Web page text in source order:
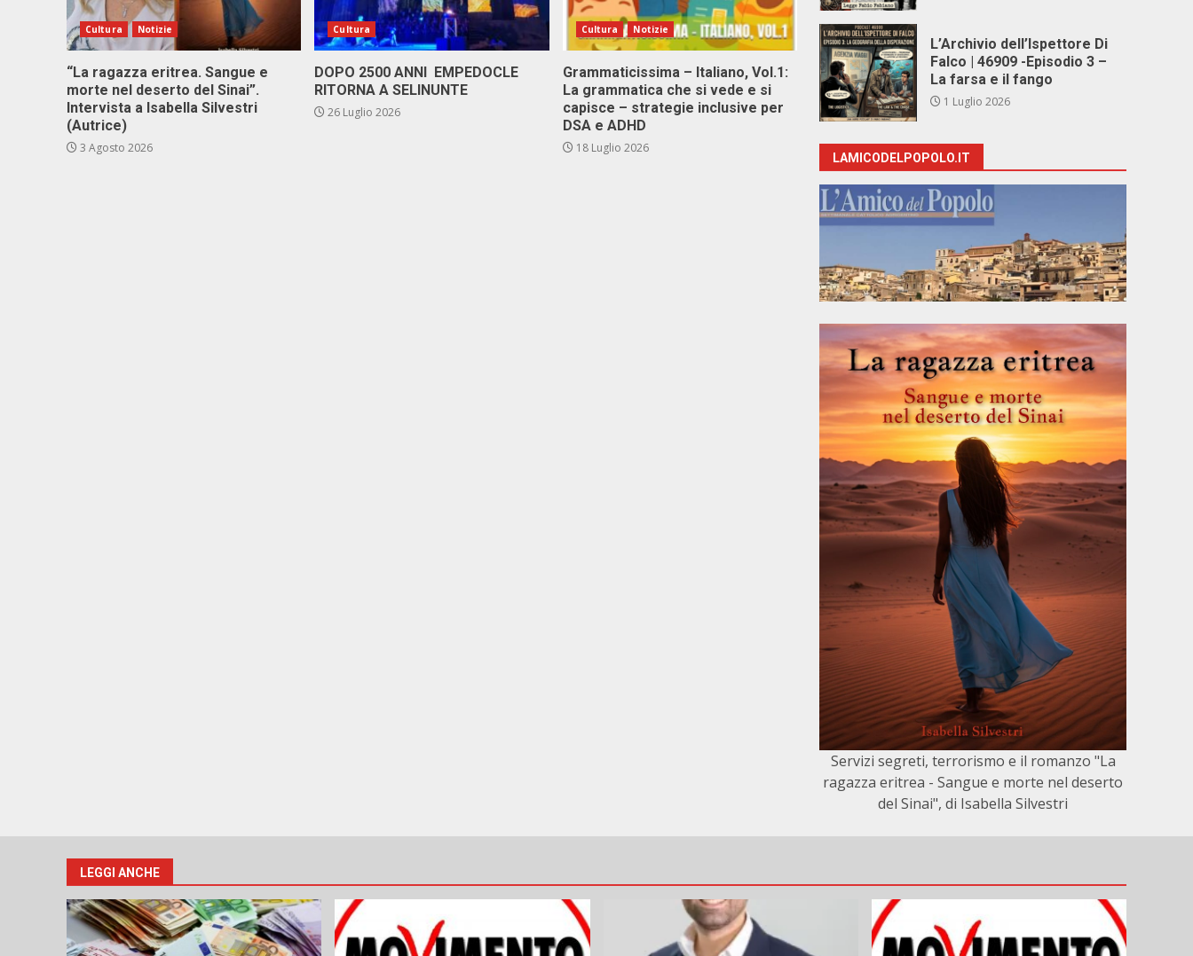
Cultura Notizie
“La ragazza eritrea. Sangue e
morte nel deserto del Sinai”.
Intervista a Isabella Silvestri
(Autrice)
3 Agosto 2026
Cultura
DOPO 2500 ANNI EMPEDOCLE
RITORNA A SELINUNTE
26 Luglio 2026
Cultura Notizie
Grammaticissima – Italiano, Vol.1:
La grammatica che si vede e si
capisce – strategie inclusive per
DSA e ADHD
18 Luglio 2026
L’Archivio dell’Ispettore Di
Falco | 46909 -Episodio 3 –
La farsa e il fango
1 Luglio 2026
LAMICODELPOPOLO.IT
Servizi segreti, terrorismo e il romanzo "La
ragazza eritrea - Sangue e morte nel deserto
del Sinai", di Isabella Silvestri
LEGGI ANCHE